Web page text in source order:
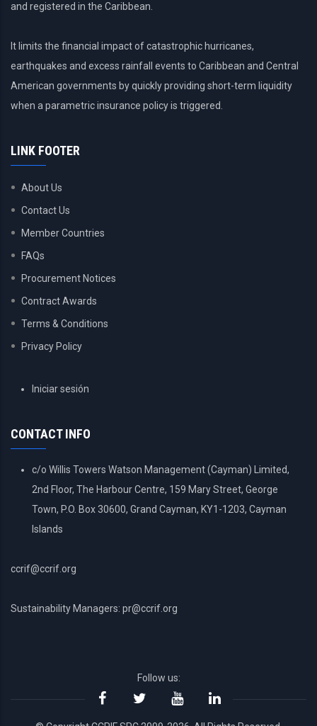
and registered in the Caribbean.
It limits the financial impact of catastrophic hurricanes,
earthquakes and excess rainfall events to Caribbean and Central
American governments by quickly providing short-term liquidity
when a parametric insurance policy is triggered.
LINK FOOTER
About Us
Contact Us
Member Countries
FAQs
Procurement Notices
Contract Awards
Terms & Conditions
Privacy Policy
USERIniciar sesión
CONTACT INFO
c/o Willis Towers Watson Management (Cayman) Limited,
2nd Floor, The Harbour Centre, 159 Mary Street, George
Town, P.O. Box 30600, Grand Cayman, KY1-1203, Cayman
Islands
ccrif@ccrif.org
Sustainability Managers: pr@ccrif.org
Follow us: